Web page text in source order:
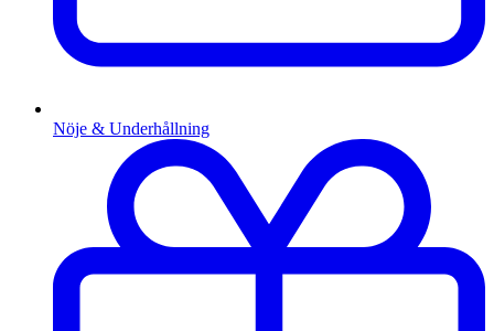
Nöje & Underhållning